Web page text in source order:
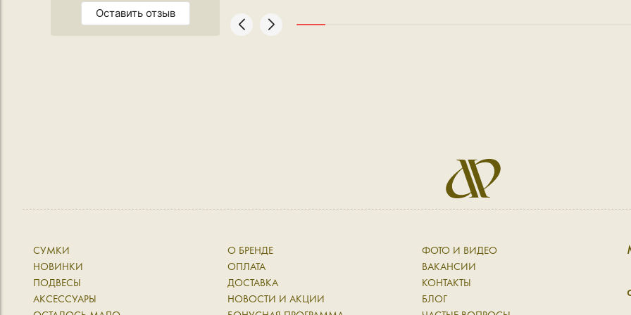
Оставить отзыв
офлайн
связи
СУМКИ
НОВИНКИ
ПОДВЕСЫ
АКСЕССУАРЫ
О БРЕНДЕ
ОПЛАТА
ДОСТАВКА
НОВОСТИ И АКЦИИ
ФОТО И ВИДЕО
ВАКАНСИИ
КОНТАКТЫ
БЛОГ